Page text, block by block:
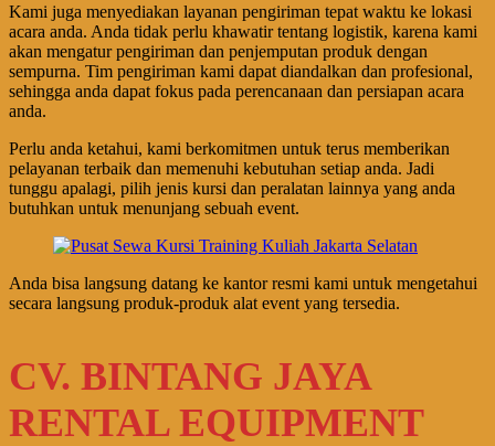
Kami juga menyediakan layanan pengiriman tepat waktu ke lokasi
acara anda. Anda tidak perlu khawatir tentang logistik, karena kami
akan mengatur pengiriman dan penjemputan produk dengan
sempurna. Tim pengiriman kami dapat diandalkan dan profesional,
sehingga anda dapat fokus pada perencanaan dan persiapan acara
anda.
Perlu anda ketahui, kami berkomitmen untuk terus memberikan
pelayanan terbaik dan memenuhi kebutuhan setiap anda. Jadi
tunggu apalagi, pilih jenis kursi dan peralatan lainnya yang anda
butuhkan untuk menunjang sebuah event.
Anda bisa langsung datang ke kantor resmi kami untuk mengetahui
secara langsung produk-produk alat event yang tersedia.
CV. BINTANG JAYA
RENTAL EQUIPMENT